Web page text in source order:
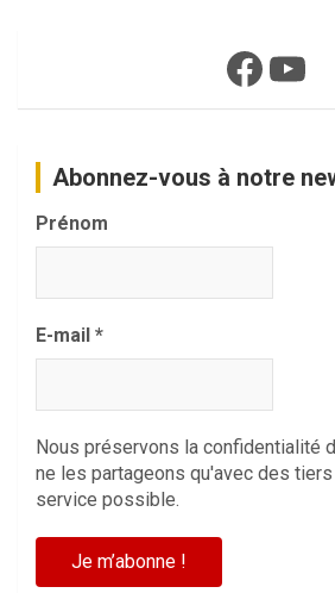
Abonnez-vous à notre
Prénom
E-mail *
Nous préservons la confidentialité
ne les partageons qu'avec des
service possible.